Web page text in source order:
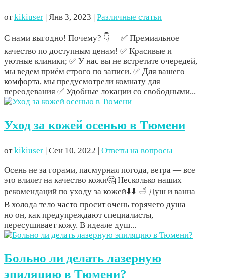
отkikiuser | Янв 3, 2023 | Различные статьи
С нами выгодно! Почему? 👇 ⠀ ✅ Премиальное
качество по доступным ценам! ✅ Красивые и
уютные клиники; ✅ У нас вы не встретите очередей,
мы ведем приём строго по записи. ✅ Для вашего
комфорта, мы предусмотрели комнату для
переодевания ✅ Удобные локации со свободными...
Уход за кожей осенью в Тюмени
отkikiuser | Сен 10, 2022 | Ответы на вопросы
Осень не за горами, пасмурная погода, ветра — все
это влияет на качество кожи🤔 Несколько наших
рекомендаций по уходу за кожей⬇️⬇️ 🛁 Душ и ванна
В холода тело часто просит очень горячего душа —
но он, как предупреждают специалисты,
пересушивает кожу. В идеале душ...
Больно ли делать лазерную
эпиляцию в Тюмени?